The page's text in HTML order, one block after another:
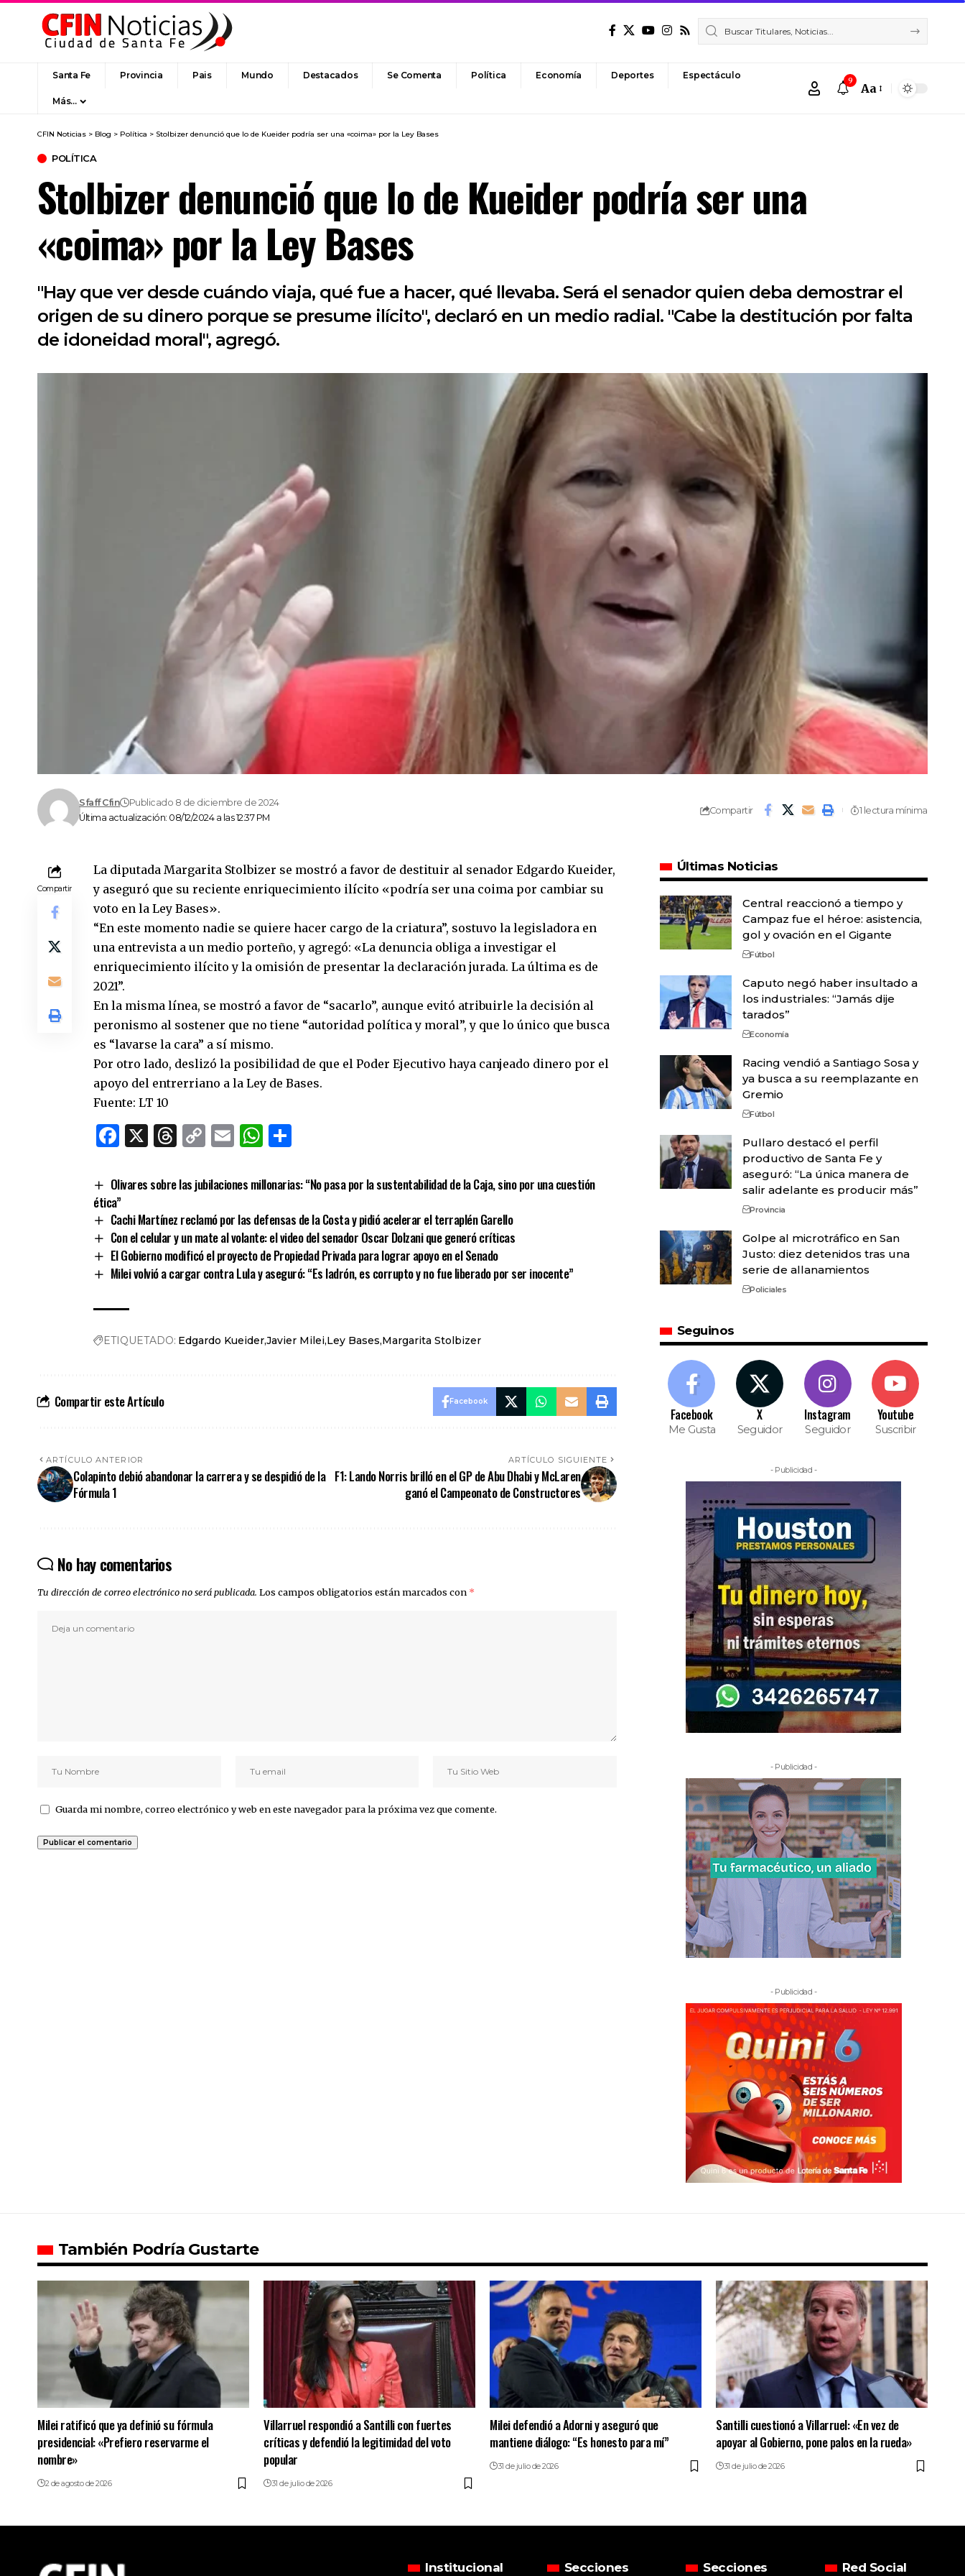
Santa Fe Provincia Pais Mundo Destacados Se Comenta Política Economía Deportes Espectáculo
Más…
9
Font
Aa
CFIN Noticias > Blog > Política > Stolbizer denunció que lo de Kueider podría ser una «coima» por la Ley Bases
POLÍTICA
Stolbizer denunció que lo de Kueider podría ser una
«coima» por la Ley Bases
"Hay que ver desde cuándo viaja, qué fue a hacer, qué llevaba. Será el senador quien deba demostrar el
origen de su dinero porque se presume ilícito", declaró en un medio radial. "Cabe la destitución por falta
de idoneidad moral", agregó.
Última actualización: 08/12/2024 a las 12:37 PM
Sfaff Cfin Publicado 8 de diciembre de 2024
Compartir 1 lectura mínima
Compartir
La diputada Margarita Stolbizer se mostró a favor de destituir al senador Edgardo Kueider,
y aseguró que su reciente enriquecimiento ilícito «podría ser una coima por cambiar su
voto en la Ley Bases».
“En este momento nadie se quiere hacer cargo de la criatura”, sostuvo la legisladora en
una entrevista a un medio porteño, y agregó: «La denuncia obliga a investigar el
enriquecimiento ilícito y la omisión de presentar la declaración jurada. La última es de
2021”.
En la misma línea, se mostró a favor de “sacarlo”, aunque evitó atribuirle la decisión al
peronismo al sostener que no tiene “autoridad política y moral”, y que lo único que busca
es “lavarse la cara” a sí mismo.
Por otro lado, deslizó la posibilidad de que el Poder Ejecutivo haya canjeado dinero por el
apoyo del entrerriano a la Ley de Bases.
Fuente: LT 10
Facebook
X Threads
CopyEmailWhatsApp
Olivares sobre las jubilaciones millonarias: “No pasa por la sustentabilidad de la Caja, sino por una cuestión
ética”
Cachi Martínez reclamó por las defensas de la Costa y pidió acelerar el terraplén Garello
Con el celular y un mate al volante: el video del senador Oscar Dolzani que generó críticas
El Gobierno modificó el proyecto de Propiedad Privada para lograr apoyo en el Senado
Milei volvió a cargar contra Lula y aseguró: “Es ladrón, es corrupto y no fue liberado por ser inocente”
ETIQUETADO: Edgardo KueiderJavier Milei Ley Bases Margarita Stolbizer
Compartir este Artículo Facebook
ARTÍCULO ANTERIOR
Colapinto debió abandonar la carrera y se despidió de la
Fórmula 1
ARTÍCULO SIGUIENTE
F1: Lando Norris brilló en el GP de Abu Dhabi y McLaren
ganó el Campeonato de Constructores
No hay comentarios
Tu dirección de correo electrónico no será publicada. Los campos obligatorios están marcados con *
Guarda mi nombre, correo electrónico y web en este navegador para la próxima vez que comente.
Últimas Noticias
Central reaccionó a tiempo y
Campaz fue el héroe: asistencia,
gol y ovación en el Gigante
Fútbol
Caputo negó haber insultado a
los industriales: “Jamás dije
tarados”
Economía
Racing vendió a Santiago Sosa y
ya busca a su reemplazante en
Gremio
Fútbol
Pullaro destacó el perfil
productivo de Santa Fe y
aseguró: “La única manera de
salir adelante es producir más”
Provincia
Golpe al microtráfico en San
Justo: diez detenidos tras una
serie de allanamientos
Policiales
Seguinos
Facebook
Me Gusta
X
Seguidor
Instagram
Seguidor
Youtube
Suscribir
- Publicidad -
- Publicidad -
- Publicidad -
También Podría Gustarte
Milei ratificó que ya definió su fórmula
presidencial: «Prefiero reservarme el
nombre»
2 de agosto de 2026
Villarruel respondió a Santilli con fuertes
críticas y defendió la legitimidad del voto
popular
31 de julio de 2026
Milei defendió a Adorni y aseguró que
mantiene diálogo: “Es honesto para mí”
31 de julio de 2026
Santilli cuestionó a Villarruel: «En vez de
apoyar al Gobierno, pone palos en la rueda»
31 de julio de 2026
Institucional Secciones Secciones Red Social